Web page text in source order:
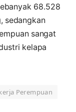
68.528
sedangkan
sangat
kelapa
Perempuan